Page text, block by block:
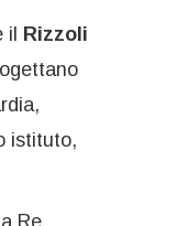
Rizzoli
istituto,
Re